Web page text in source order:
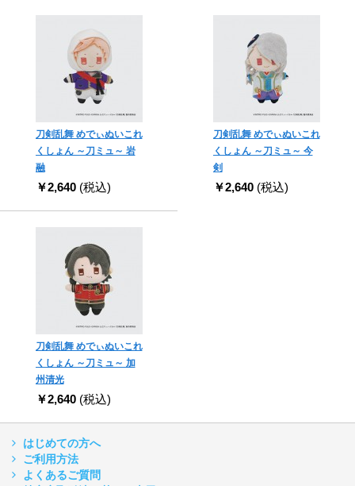
刀剣乱舞 めでぃぬいこれ
くしょん ～刀ミュ～ 岩
融
￥2,640 (税込)
刀剣乱舞 めでぃぬいこれ
くしょん ～刀ミュ～ 今
剣
￥2,640 (税込)
刀剣乱舞 めでぃぬいこれ
くしょん ～刀ミュ～ 加
州清光
￥2,640 (税込)
はじめての方へ
ご利用方法
よくあるご質問